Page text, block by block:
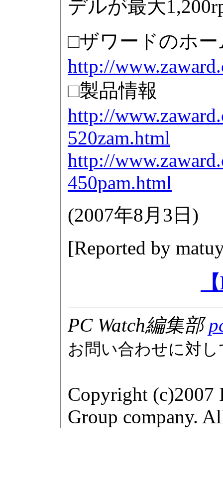
デルが最大
□ザワードのホ
http://
□製品情報
http://
520zam.html
http://
450pam.html
(2007年8月3日 )
[Reported by
PC Watch編集部
お問い合わせに対
Copyright (c)2007
Group company.